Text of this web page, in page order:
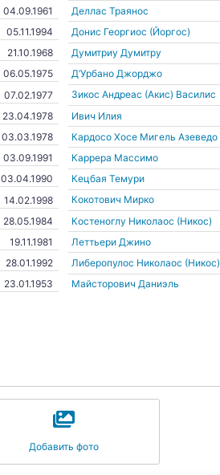
04.09.1961
05.11.1994
21.10.1968
06.05.1975
07.02.1977
23.04.1978
03.03.1978
03.09.1991
03.04.1990
14.02.1998
28.05.1984
19.11.1981
28.01.1992
23.01.1953
Деллас Траянос
Донис Георгиос (Йоргос)
Думитриу Думитру
Д’Урбано Джорджо
Зикос Андреас (Акис) Василис
Ивич Илия
Кардосо Хосе Мигель Азеведо
Каррера Массимо
Кецбая Темури
Кокотович Мирко
Костеноглу Николаос (Никос)
Леттьери Джино
Либеропулос Николаос (Никос)
Майсторович Даниэль
Добавить фото